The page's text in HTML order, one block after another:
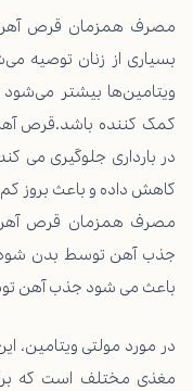
مصرف همزمان قرص آهن و
بسیاری از زنان توصیه
ویتامین‌ها بیشتر
کمک کننده باشد.قرص
در بارداری جلوگیری می
کاهش داده و باعث بروز
مصرف همزمان قرص آهن
باعث می شود جذب آهن
در مورد مولتی ویتامین،
مغذی مختلف است که